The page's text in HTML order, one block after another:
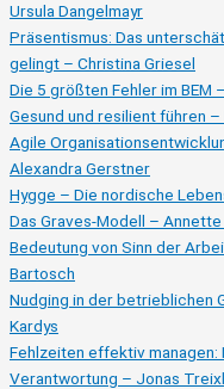
Ursula Dangelmayr
Präsentismus: Das
gelingt – Christina Griesel
Die 5 größten Fehler im BEM
Gesund und resilient führen
Agile
Alexandra Gerstner
Hygge – Die nordische
Das Graves-Modell – Annette
Bedeutung von Sinn der
Bartosch
Nudging in der betrieblichen
Kardys
Fehlzeiten effektiv managen:
Verantwortung – Jonas